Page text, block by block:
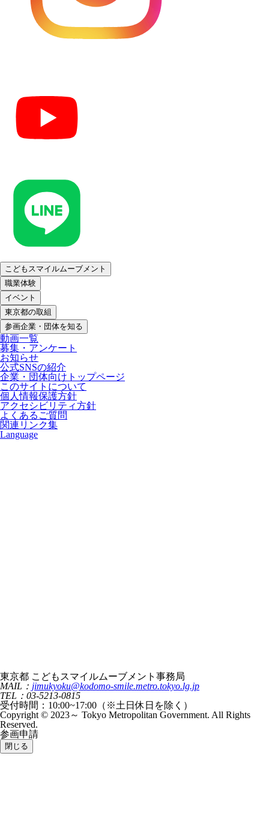
こどもスマイルムーブメント
職業体験
イベント
東京都の取組
参画企業・団体を知る
動画一覧
募集・アンケート
お知らせ
公式SNSの紹介
企業・団体向けトップページ
このサイトについて
個人情報保護方針
アクセシビリティ方針
よくあるご質問
関連リンク集
Language
東京都 こどもスマイルムーブメント事務局
MAIL： jimukyoku@kodomo-smile.metro.tokyo.lg.jp
TEL：03-5213-0815
受付時間：10:00~17:00（※土日休日を除く）
Copyright © 2023～ Tokyo Metropolitan Government. All Rights
Reserved.
参画申請
閉じる